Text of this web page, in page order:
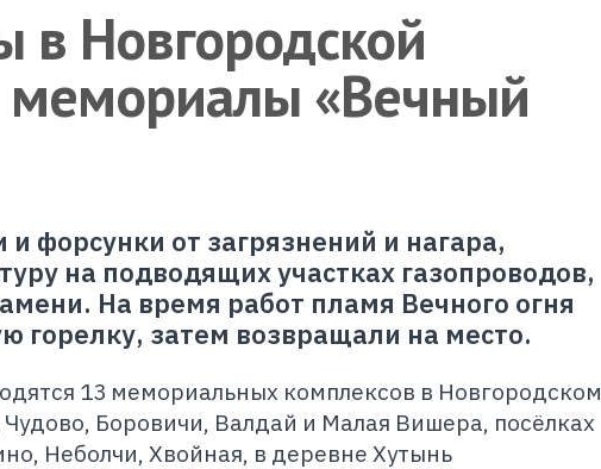
Новгородской
мемориалы «Вечный
и форсунки от загрязнений и нагара,
на подводящих участках газопроводов,
На время работ пламя Вечного огня
горелку, затем возвращали на место.
13 мемориальных комплексов в Новгородском
Чудово, Боровичи, Валдай и Малая Вишера, посёлках
Неболчи, Хвойная, в деревне Хутынь